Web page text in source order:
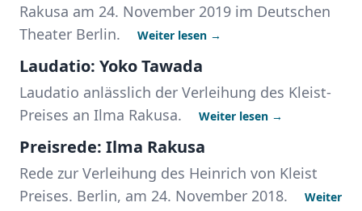
Rakusa am 24. November 2019 im Deutschen
Theater Berlin.
Weiter lesen →
Laudatio: Yoko Tawada
Laudatio anlässlich der Verleihung des Kleist-
Preises an Ilma Rakusa.
Weiter lesen →
Preisrede: Ilma Rakusa
Rede zur Verleihung des Heinrich von Kleist
Preises. Berlin, am 24. November 2018.
Weiter